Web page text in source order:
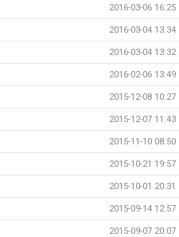
2016-03-06 16:25
2016-03-04 13:34
2016-03-04 13:32
2016-02-06 13:49
2015-12-08 10:27
2015-12-07 11:43
2015-11-10 08:50
2015-10-21 19:57
2015-10-01 20:31
2015-09-14 12:57
2015-09-07 20:07